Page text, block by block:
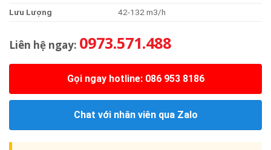
Lưu Lượng
42-132 m3/h
Liên hệ ngay: 0973.571.488
Gọi ngay hotline: 086 953 8186
Chat với nhân viên qua Zalo